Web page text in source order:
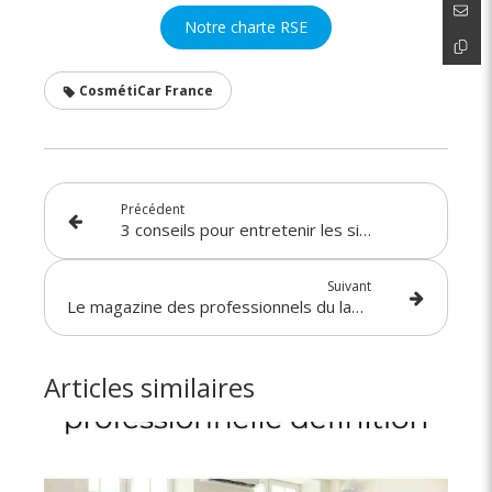
Notre charte RSE
CosmétiCar France
Précédent
3 conseils pour entretenir les sièges en tissu de sa voiture ?
Suivant
Le magazine des professionnels du lavage parle de CosmétiCar
Articles similaires